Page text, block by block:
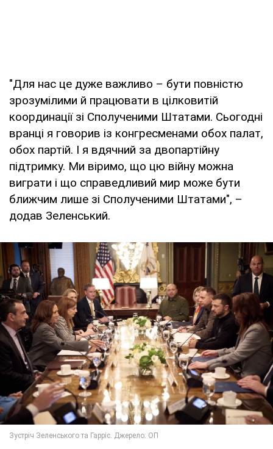
"Для нас це дуже важливо – бути повністю
зрозумілими й працювати в цілковитій
координації зі Сполученими Штатами. Сьогодні
вранці я говорив із конгресменами обох палат,
обох партій. І я вдячний за двопартійну
підтримку. Ми віримо, що цю війну можна
виграти і що справедливий мир може бути
ближчим лише зі Сполученими Штатами", –
додав Зеленський.